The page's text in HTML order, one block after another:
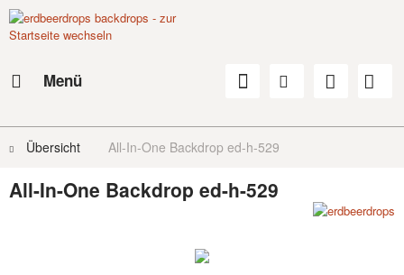
Menü
Übersicht All-In-One Backdrop ed-h-529
All-In-One Backdrop ed-h-529